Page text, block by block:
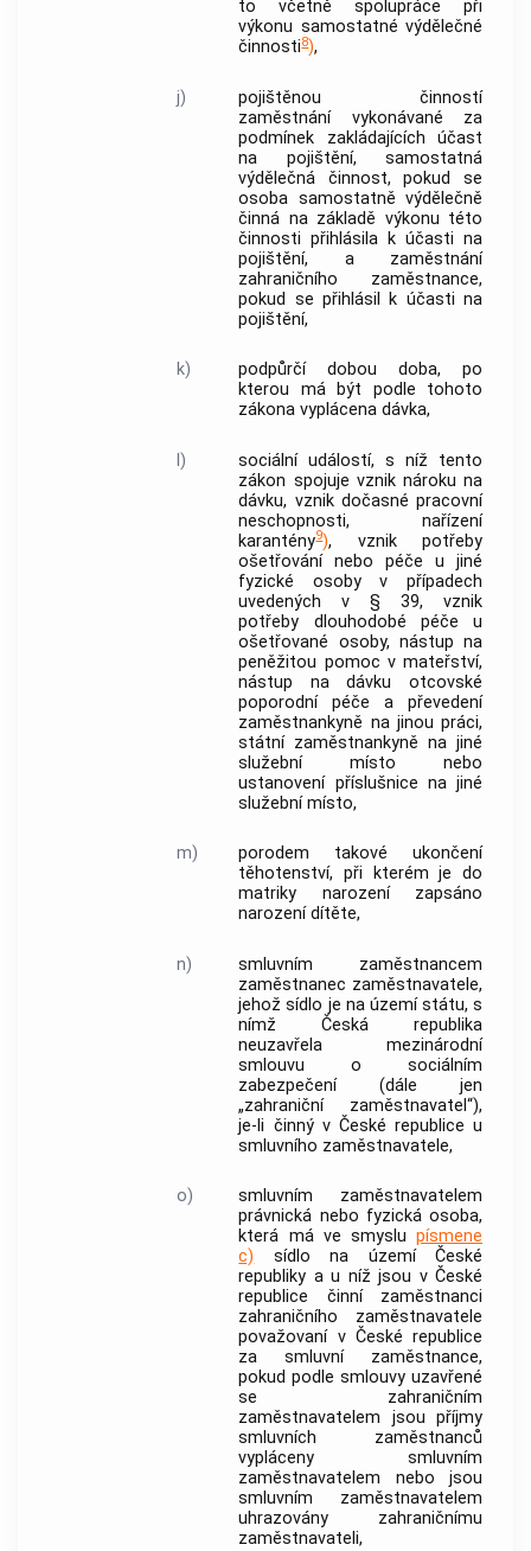
to včetně spolupráce při
výkonu samostatné výdělečné
činnosti8),
j)
pojištěnou činností
zaměstnánívykonávané za
podmínek zakládajících účast
na pojištění, samostatná
výdělečná činnost, pokud se
osoba samostatně výdělečně
činná na základě výkonu této
činnosti přihlásila k účasti na
pojištění, a zaměstnání
zahraničního zaměstnance,
pokud se přihlásil k účasti na
pojištění,
k) podpůrčí dobou doba, po
kterou má být podle tohoto
zákona vyplácena dávka,
l) sociální událostí, s níž tento
zákon spojuje vznik nároku na
dávku, vznik dočasné pracovní
neschopnosti, nařízení
karantény9), vznik potřeby
ošetřování nebo péče u jiné
fyzické osoby v případech
uvedených v § 39, vznik
potřeby dlouhodobé péče u
ošetřované osoby, nástup na
peněžitou pomoc v mateřství,
nástup na dávku otcovské
poporodní péče a převedení
zaměstnankyně na jinou práci,
státní zaměstnankyně na jiné
služební místo nebo
ustanovení příslušnice na jiné
služební místo,
m) porodem takové ukončení
těhotenství, při kterém je do
matriky narození zapsáno
narození dítěte,
n)
smluvním zaměstnancem
zaměstnanec zaměstnavatele,
jehož sídlo je na území státu, s
nímž Česká republika
neuzavřela mezinárodní
smlouvu o sociálním
zabezpečení(dále jen
„zahraniční zaměstnavatel “),
je-li činný v České republice u
smluvního zaměstnavatele,
o)
smluvním zaměstnavatelem
právnická nebo fyzická osoba,
která má ve smyslu písmene
c) sídlo na území České
republiky a u níž jsou v České
republice činní zaměstnanci
zahraničního zaměstnavatele
považovaní v České republice
zasmluvní zaměstnance,
pokud podle smlouvy uzavřené
se zahraničním
zaměstnavatelem jsou příjmy
smluvních zaměstnanců
vypláceny smluvním
zaměstnavatelem nebo jsou
smluvním zaměstnavatelem
uhrazovány zahraničnímu
zaměstnavateli,